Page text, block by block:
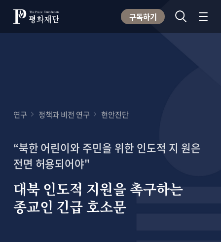
구독하기
연구 정책과 비전 연구 현안진단
“북한 어린이와 주민을 위한 인도적 지 원은
전면 허용되어야"
대북 인도적 지원을 촉구하는
종교인 긴급 호소문